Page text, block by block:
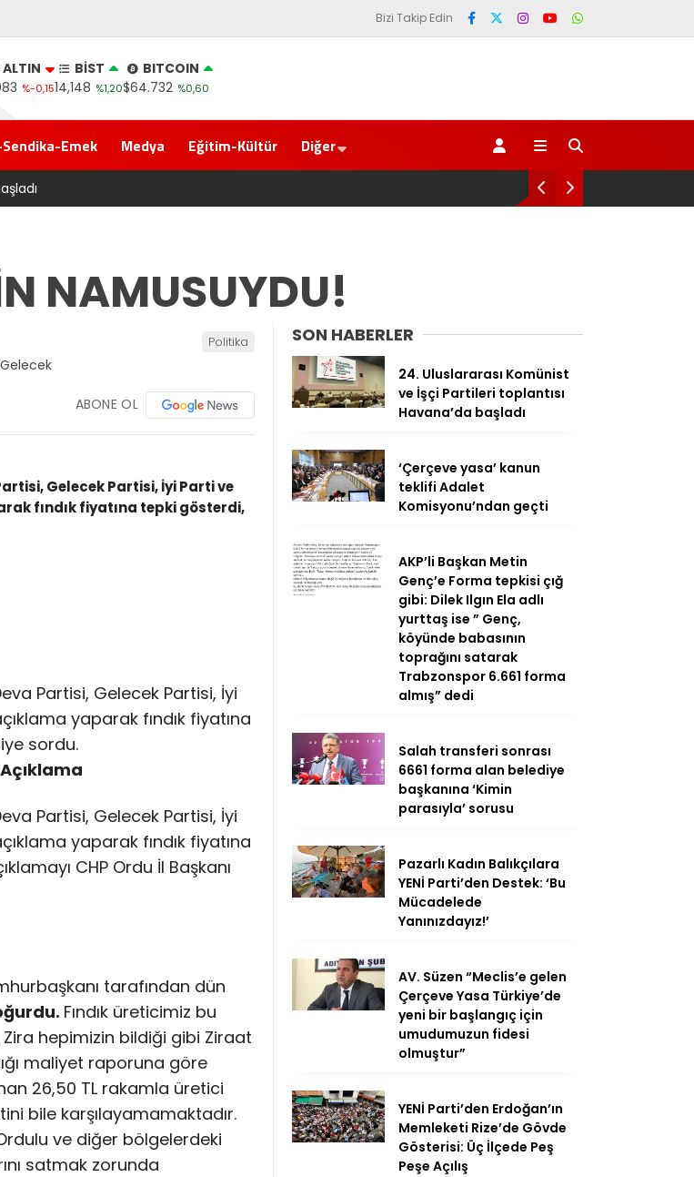
Bizi Takip Edin
ALTIN
%-0,15
BİST
14,148 %1,20
BITCOIN
$64.732 %0,60
Emek Medya Eğitim-Kültür Diğer
geçti
NAMUSUYDU!
Politika
ABONE OL
Gelecek Partisi, İyi Parti ve
fındık fiyatına tepki gösterdi,
Partisi, Gelecek Partisi, İyi
yaparak fındık fiyatına
sordu.
Partisi, Gelecek Partisi, İyi
yaparak fındık fiyatına
CHP Ordu İl Başkanı
tarafından dün
Fındık üreticimiz bu
hepimizin bildiği gibi Ziraat
maliyet raporuna göre
26,50 TL rakamla üretici
bile karşılayamamaktadır.
ve diğer bölgelerdeki
satmak zorunda
SON HABERLER
24. Uluslararası Komünist
ve İşçi Partileri toplantısı
Havana’da başladı
‘Çerçeve yasa’ kanun
teklifi Adalet
Komisyonu’ndan geçti
AKP’li Başkan Metin
Genç’e Forma tepkisi çığ
gibi: Dilek Ilgın Ela adlı
yurttaş ise ” Genç,
köyünde babasının
toprağını satarak
Trabzonspor 6.661 forma
almış” dedi
Salah transferi sonrası
6661 forma alan belediye
başkanına ‘Kimin
parasıyla’ sorusu
Pazarlı Kadın Balıkçılara
YENİ Parti’den Destek: ‘Bu
Mücadelede
Yanınızdayız!’
AV. Süzen “Meclis’e gelen
Çerçeve Yasa Türkiye’de
yeni bir başlangıç için
umudumuzun fidesi
olmuştur”
YENİ Parti’den Erdoğan’ın
Memleketi Rize’de Gövde
Gösterisi: Üç İlçede Peş
Peşe Açılış